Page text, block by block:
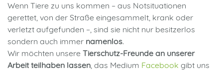
Wenn Tiere zu uns kommen – aus Notsituationen
gerettet, von der Straße eingesammelt, krank oder
verletzt aufgefunden –, sind sie nicht nur besitzerlos
sondern auch immer namenlos.
Wir möchten unsere Tierschutz-Freunde an unserer
Arbeit teilhaben lassen, das Medium Facebook gibt uns